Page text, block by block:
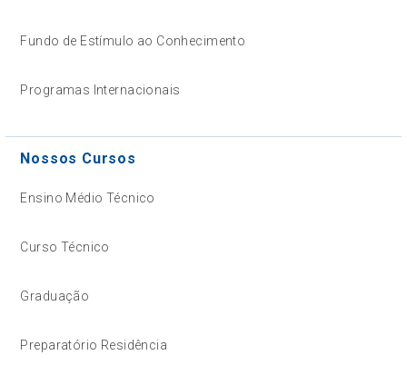
Fundo de Estímulo ao Conhecimento
Programas Internacionais
Nossos Cursos
Ensino Médio Técnico
Curso Técnico
Graduação
Preparatório Residência